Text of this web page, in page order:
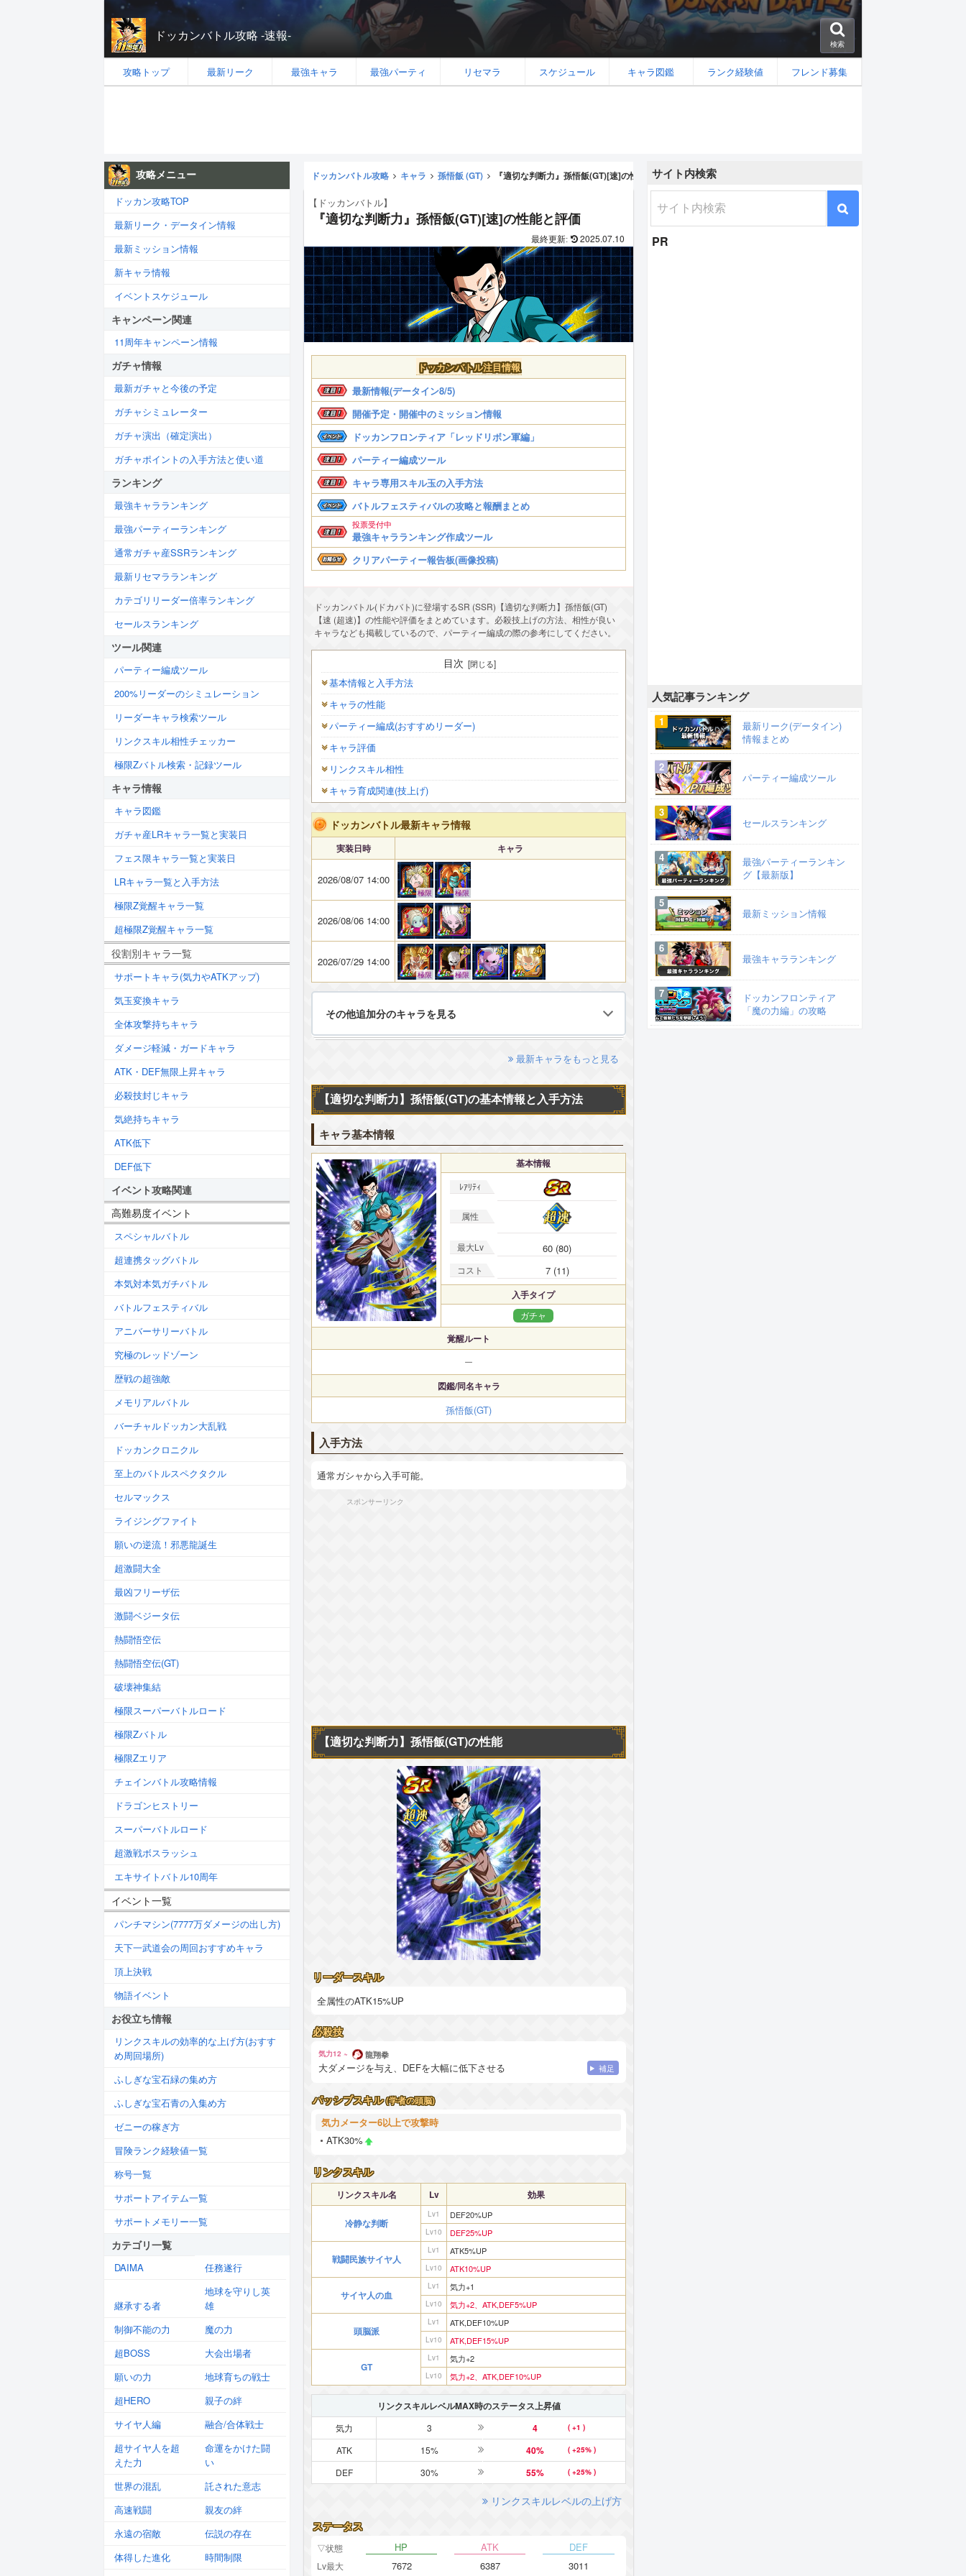
ドッカンバトル攻略 -速報-
検索
攻略トップ 最新リーク 最強キャラ 最強パーティ リセマラ スケジュール キャラ図鑑 ランク経験値 フレンド募集
ドッカンバトル攻略 キャラ 孫悟飯 (GT) 『適切な判断力』孫悟飯(GT)[速]の性能と評価
【ドッカンバトル】
『適切な判断力』孫悟飯(GT)[速]の性能と評価
2025.07.10
ドッカンバトル注目情報
最新情報(データイン8/5)
開催予定・開催中のミッション情報
ドッカンフロンティア「レッドリボン軍編」
パーティー編成ツール
キャラ専用スキル玉の入手方法
バトルフェスティバルの攻略と報酬まとめ
投票受付中
最強キャラランキング作成ツール
クリアパーティー報告板(画像投稿)
ドッカンバトル(ドカバト)に登場するSR (SSR)【適切な判断力】孫悟飯(GT)
【速 (超速)】の性能や評価をまとめています。必殺技上げの方法、相性が良い
キャラなども掲載しているので、パーティー編成の際の参考にしてください。
目次
基本情報と入手方法
キャラの性能
パーティー編成(おすすめリーダー)
キャラ評価
リンクスキル相性
キャラ育成関連(技上げ)
ドッカンバトル最新キャラ情報
実装日時 キャラ
2026/08/07 14:00
極限 極限
2026/08/06 14:00
2026/07/29 14:00
極限 極限
その他追加分のキャラを見る
最新キャラをもっと見る
【適切な判断力】孫悟飯(GT)の基本情報と入手方法
キャラ基本情報
基本情報
ﾚｱﾘﾃｨ
属性
最大Lv 60 (80)
コスト 7 (11)
入手タイプ
ガチャ
覚醒ルート
ー
図鑑/同名キャラ
孫悟飯(GT)
入手方法
通常ガシャから入手可能。
スポンサーリンク
【適切な判断力】 孫悟飯(GT)の性能
リーダースキル
全属性のATK15%UP
必殺技
気力12 ~ 龍翔拳
大ダメージを与え、DEFを大幅に低下させる 補足
パッシブスキル (学者の頭脳)
気力メーター6以上で攻撃時
ATK30%
リンクスキル
リンクスキル名 Lv 効果
冷静な判断
Lv1 DEF20%UP
Lv10 DEF25%UP
戦闘民族サイヤ人
Lv1 ATK5%UP
Lv10 ATK10%UP
サイヤ人の血
Lv1 気力+1
Lv10 気力+2、ATK,DEF5%UP
頭脳派
Lv1 ATK,DEF10%UP
Lv10 ATK,DEF15%UP
GT
Lv1 気力+2
Lv10 気力+2、ATK,DEF10%UP
リンクスキルレベルMAX時のステータス上昇値
気力 3 4 ( +1 )
ATK 15% 40% ( +25% )
DEF 30% 55% ( +25% )
リンクスキルレベルの上げ方
ステータス
▽状態 HP ATK DEF
Lv最大 7672 6387 3011
攻略メニュー
ドッカン攻略TOP
最新リーク・データイン情報
最新ミッション情報
新キャラ情報
イベントスケジュール
キャンペーン関連
11周年キャンペーン情報
ガチャ情報
最新ガチャと今後の予定
ガチャシミュレーター
ガチャ演出（確定演出）
ガチャポイントの入手方法と使い道
ランキング
最強キャラランキング
最強パーティーランキング
通常ガチャ産SSRランキング
最新リセマラランキング
カテゴリリーダー倍率ランキング
セールスランキング
ツール関連
パーティー編成ツール
200%リーダーのシミュレーション
リーダーキャラ検索ツール
リンクスキル相性チェッカー
極限Zバトル検索・記録ツール
キャラ情報
キャラ図鑑
ガチャ産LRキャラ一覧と実装日
フェス限キャラ一覧と実装日
LRキャラ一覧と入手方法
極限Z覚醒キャラ一覧
超極限Z覚醒キャラ一覧
役割別キャラ一覧
サポートキャラ(気力やATKアップ)
気玉変換キャラ
全体攻撃持ちキャラ
ダメージ軽減・ガードキャラ
ATK・DEF無限上昇キャラ
必殺技封じキャラ
気絶持ちキャラ
ATK低下
DEF低下
イベント攻略関連
高難易度イベント
スペシャルバトル
超連携タッグバトル
本気対本気ガチバトル
バトルフェスティバル
アニバーサリーバトル
究極のレッドゾーン
歴戦の超強敵
メモリアルバトル
バーチャルドッカン大乱戦
ドッカンクロニクル
至上のバトルスペクタクル
セルマックス
ライジングファイト
願いの逆流！邪悪龍誕生
超激闘大全
最凶フリーザ伝
激闘ベジータ伝
熱闘悟空伝
熱闘悟空伝(GT)
破壊神集結
極限スーパーバトルロード
極限Zバトル
極限Zエリア
チェインバトル攻略情報
ドラゴンヒストリー
スーパーバトルロード
超激戦ボスラッシュ
エキサイトバトル10周年
イベント一覧
パンチマシン(7777万ダメージの出し方)
天下一武道会の周回おすすめキャラ
頂上決戦
物語イベント
お役立ち情報
リンクスキルの効率的な上げ方(おすす
め周回場所)
ふしぎな宝石緑の集め方
ふしぎな宝石青の入集め方
ゼニーの稼ぎ方
冒険ランク経験値一覧
称号一覧
サポートアイテム一覧
サポートメモリー一覧
カテゴリ一覧
DAIMA 任務遂行
継承する者
地球を守りし英
雄
制御不能の力
魔の力
超BOSS
大会出場者
願いの力
地球育ちの戦士
超HERO
親子の絆
サイヤ人編
融合/合体戦士
超サイヤ人を超
えた力
命運をかけた闘
い
世界の混乱
託された意志
高速戦闘
親友の絆
永遠の宿敵
伝説の存在
体得した進化
時間制限
サイト内検索
PR
人気記事ランキング
最新リーク(データイン)
情報まとめ
パーティー編成ツール
セールスランキング
最強パーティーランキン
グ【最新版】
最新ミッション情報
最強キャラランキング
ドッカンフロンティア
「魔の力編」の攻略